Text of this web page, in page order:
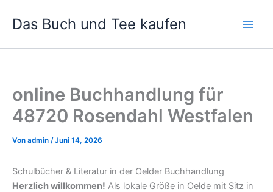
InhaltDas Buch und Tee kaufen
online Buchhandlung für
48720 Rosendahl Westfalen
Von admin /Juni 14, 2026
Schulbücher & Literatur in der Oelder Buchhandlung
Herzlich willkommen! Als lokale Größe in Oelde mit Sitz in